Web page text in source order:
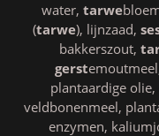
water, tarwe
(tarwe), lijnzaad,
bakkerszout,
gerst
plantaardige olie,
veldbonenmeel,
enzymen,